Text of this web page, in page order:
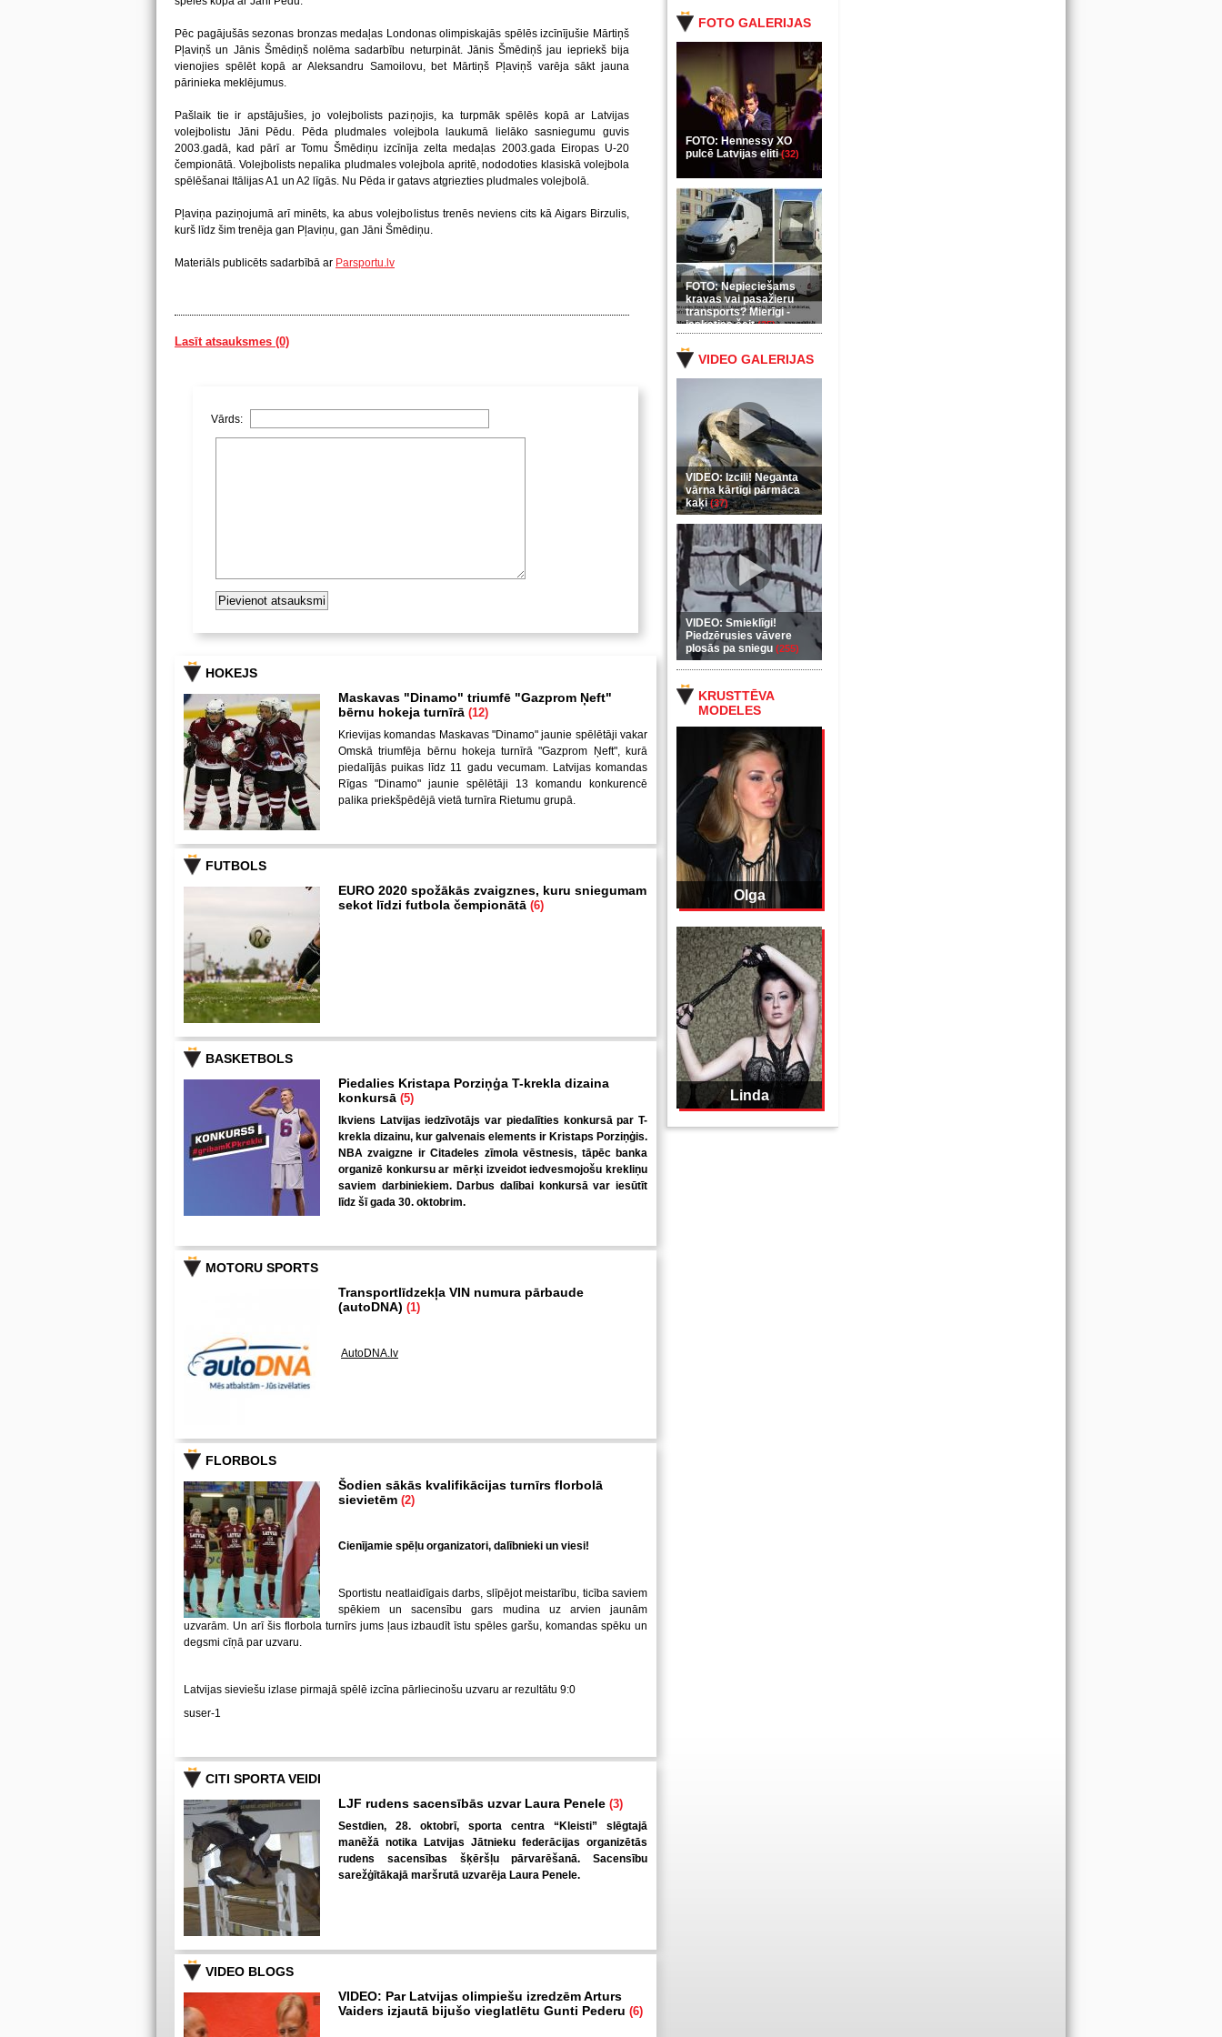
FOTO GALERIJAS
FOTO: Hennessy XO
pulcē Latvijas eliti(32)
FOTO: Nepieciešams
kravas vai pasažieru
transports? Mierīgi -
ieskaties šeit(35)
VIDEO GALERIJAS
VIDEO: Izcili! Neganta
vārna kārtīgi pārmāca
kaķi(37)
VIDEO: Smieklīgi!
Piedzērusies vāvere
plosās pa sniegu (255)
KRUSTTĒVA
MODELES
Olga
Linda
Pēc pagājušās sezonas bronzas medaļas Londonas olimpiskajās spēlēs izcīnījušie Mārtiņš
Pļaviņš un Jānis Šmēdiņš nolēma sadarbību neturpināt. Jānis Šmēdiņš jau iepriekš bija
vienojies spēlēt kopā ar Aleksandru Samoilovu, bet Mārtiņš Pļaviņš varēja sākt jauna
pārinieka meklējumus.
Pašlaik tie ir apstājušies, jo volejbolists paziņojis, ka turpmāk spēlēs kopā ar Latvijas
volejbolistu Jāni Pēdu. Pēda pludmales volejbola laukumā lielāko sasniegumu guvis
2003.gadā, kad pārī ar Tomu Šmēdiņu izcīnīja zelta medaļas 2003.gada Eiropas U-20
čempionātā. Volejbolists nepalika pludmales volejbola apritē, nododoties klasiskā volejbola
spēlēšanai Itālijas A1 un A2 līgās. Nu Pēda ir gatavs atgriezties pludmales volejbolā.
Pļaviņa paziņojumā arī minēts, ka abus volejbolistus trenēs neviens cits kā Aigars Birzulis,
kurš līdz šim trenēja gan Pļaviņu, gan Jāni Šmēdiņu.
Materiāls publicēts sadarbībā ar Parsportu.lv
Lasīt atsauksmes (0)
Vārds:
HOKEJS
Maskavas "Dinamo" triumfē "Gazprom Ņeft"
bērnu hokeja turnīrā (12)
Krievijas komandas Maskavas "Dinamo" jaunie spēlētāji vakar
Omskā triumfēja bērnu hokeja turnīrā "Gazprom Ņeft", kurā
piedalījās puikas līdz 11 gadu vecumam. Latvijas komandas
Rīgas "Dinamo" jaunie spēlētāji 13 komandu konkurencē
palika priekšpēdējā vietā turnīra Rietumu grupā.
FUTBOLS
EURO 2020 spožākās zvaigznes, kuru sniegumam
sekot līdzi futbola čempionātā (6)
BASKETBOLS
Piedalies Kristapa Porziņģa T-krekla dizaina
konkursā (5)
Ikviens Latvijas iedzīvotājs var piedalīties konkursā par T-
krekla dizainu, kur galvenais elements ir Kristaps Porziņģis.
NBA zvaigzne ir Citadeles zīmola vēstnesis, tāpēc banka
organizē konkursu ar mērķi izveidot iedvesmojošu krekliņu
saviem darbiniekiem. Darbus dalībai konkursā var iesūtīt
līdz šī gada 30. oktobrim.
MOTORU SPORTS
Transportlīdzekļa VIN numura pārbaude
(autoDNA) (1)
AutoDNA.lv
FLORBOLS
Šodien sākās kvalifikācijas turnīrs florbolā
sievietēm (2)
Cienījamie spēļu organizatori, dalībnieki un viesi!
Sportistu neatlaidīgais darbs, slīpējot meistarību, ticība saviem
spēkiem un sacensību gars mudina uz arvien jaunām
uzvarām. Un arī šis florbola turnīrs jums ļaus izbaudīt īstu spēles garšu, komandas spēku un
degsmi cīņā par uzvaru.
Latvijas sieviešu izlase pirmajā spēlē izcīna pārliecinošu uzvaru ar rezultātu 9:0
suser-1
CITI SPORTA VEIDI
LJF rudens sacensībās uzvar Laura Penele (3)
Sestdien, 28. oktobrī, sporta centra “Kleisti” slēgtajā
manēžā notika Latvijas Jātnieku federācijas organizētās
rudens sacensības šķēršļu pārvarēšanā. Sacensību
sarežģītākajā maršrutā uzvarēja Laura Penele.
VIDEO BLOGS
VIDEO: Par Latvijas olimpiešu izredzēm Arturs
Vaiders izjautā bijušo vieglatlētu Gunti Pederu (6)